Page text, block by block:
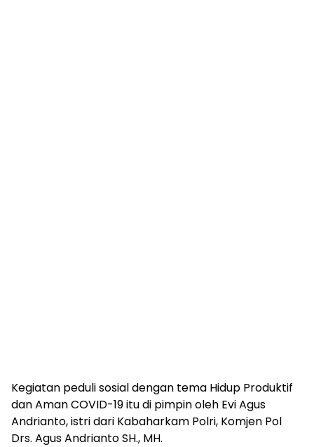
Kegiatan peduli sosial dengan tema Hidup Produktif
dan Aman COVID-19 itu di pimpin oleh Evi Agus
Andrianto, istri dari Kabaharkam Polri, Komjen Pol
Drs. Agus Andrianto SH., MH.